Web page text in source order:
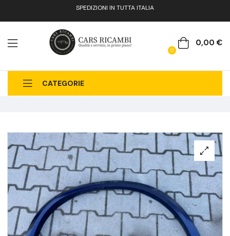
SPEDIZIONI IN TUTTA ITALIA
0
0,00€
CATEGORIE